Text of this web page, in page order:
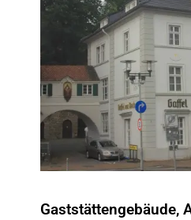
Gaststättengebäude,